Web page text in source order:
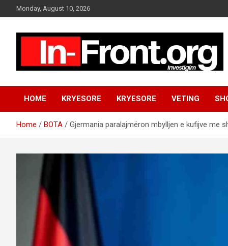
k
e
Monday, August 10, 2026
HOME KRYESORE KRYESORE VETING
Home BOTA Gjermania paralajmëron mbylljen e kufijve me